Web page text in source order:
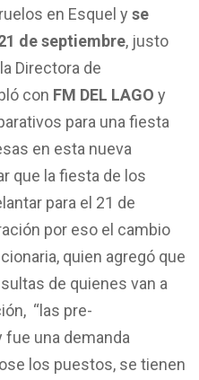
en Esquel y se
de septiembre, justo
Directora de
con FM DEL LAGO y
para una fiesta
en esta nueva
que la fiesta de los
para el 21 de
por eso el cambio
quien agregó que
de quienes van a
“las pre-
una demanda
los puestos, se tienen